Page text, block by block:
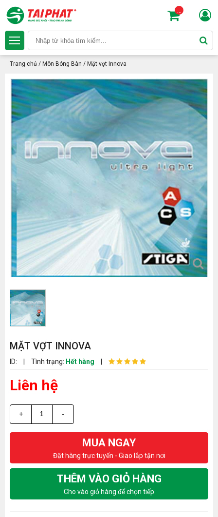
Trang chủ / Môn Bóng Bàn / Mặt vợt Innova
MẶT VỢT INNOVA
ID: Tình trạng: Hết hàng
Liên hệ
+ -
MUA NGAY
Đặt hàng trực tuyến - Giao lắp tận nơi
THÊM VÀO GIỎ HÀNG
Cho vào giỏ hàng để chọn tiếp